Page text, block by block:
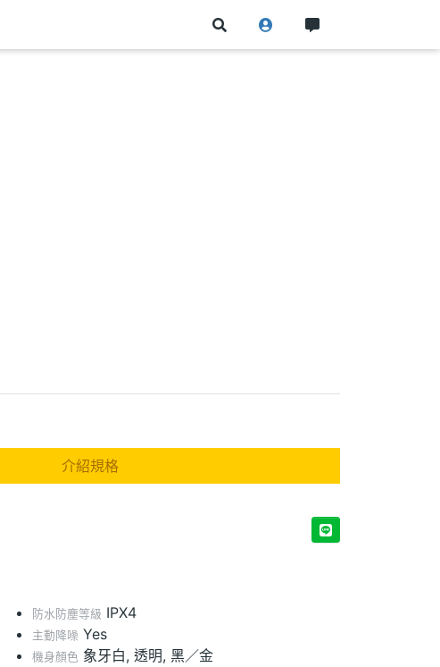
介紹規格
防水防塵等級 IPX4
主動降噪 Yes
機身顏色 象牙白, 透明, 黑／金